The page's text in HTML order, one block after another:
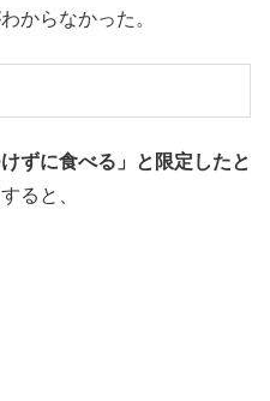
からなかった。
ずに食べる」と限定したと
ると、